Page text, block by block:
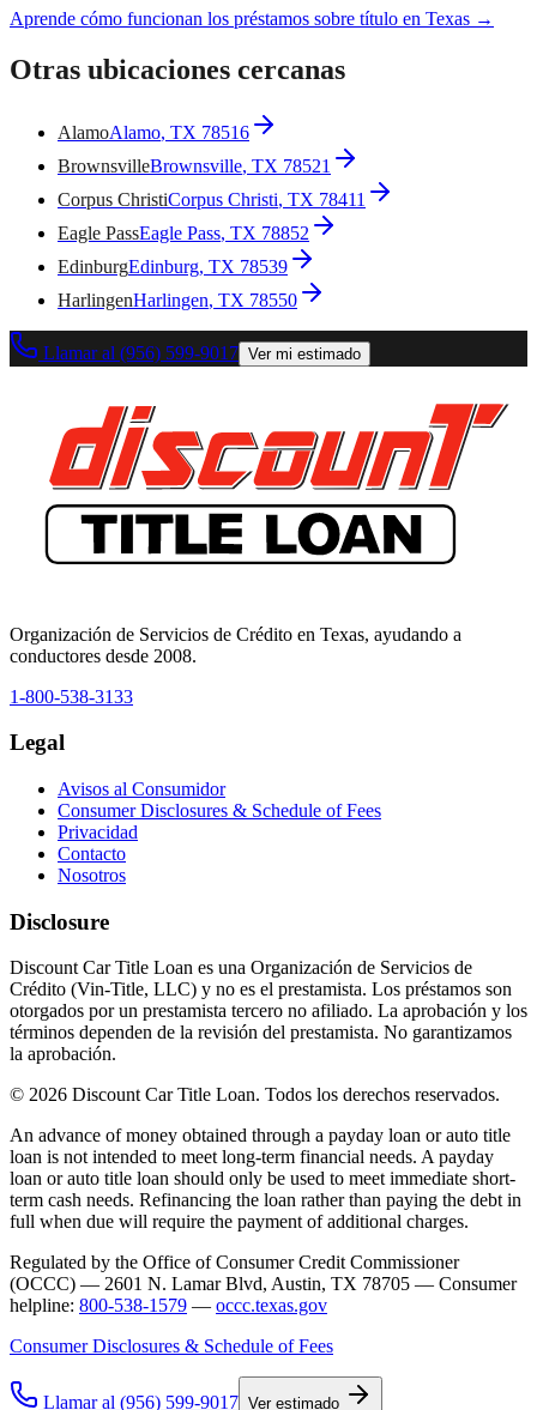
Aprende cómo funcionan los préstamos sobre título en Texas →
Otras ubicaciones cercanas
AlamoAlamo, TX 78516
BrownsvilleBrownsville, TX 78521
Corpus ChristiCorpus Christi, TX 78411
Eagle PassEagle Pass, TX 78852
EdinburgEdinburg, TX 78539
HarlingenHarlingen, TX 78550
Llamar al (956) 599-9017 Ver mi estimado
Organización de Servicios de Crédito en Texas, ayudando a
conductores desde 2008.
1-800-538-3133
Legal
Avisos al Consumidor
Consumer Disclosures & Schedule of Fees
Privacidad
Contacto
Nosotros
Disclosure
Discount Car Title Loan es una Organización de Servicios de
Crédito (Vin-Title, LLC) y no es el prestamista. Los préstamos son
otorgados por un prestamista tercero no afiliado. La aprobación y los
términos dependen de la revisión del prestamista. No garantizamos
la aprobación.
© 2026 Discount Car Title Loan. Todos los derechos reservados.
An advance of money obtained through a payday loan or auto title
loan is not intended to meet long-term financial needs. A payday
loan or auto title loan should only be used to meet immediate short-
term cash needs. Refinancing the loan rather than paying the debt in
full when due will require the payment of additional charges.
Regulated by the Office of Consumer Credit Commissioner
(OCCC) — 2601 N. Lamar Blvd, Austin, TX 78705 — Consumer
helpline: 800-538-1579 — occc.texas.gov
Consumer Disclosures & Schedule of Fees
Llamar al (956) 599-9017 Ver estimado